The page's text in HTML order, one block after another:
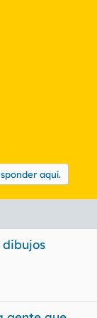
aquí.
dibujos